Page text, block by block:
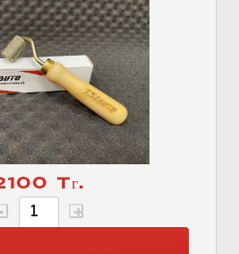
Тг.